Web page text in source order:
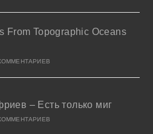
From Topographic Oceans
– Есть только миг